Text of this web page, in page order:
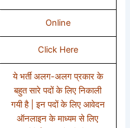
Online
Click Here
ये भर्ती अलग-अलग प्रकार के
बहुत सारे पदों के लिए निकाली
गयी है | इन पदों के लिए आवेदन
ऑनलाइन के माध्यम से लिए